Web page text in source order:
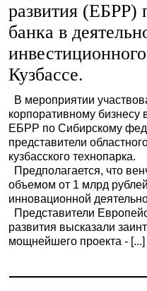
развития (ЕБРР)
банка в
Кузбассе.
В мероприятии
корпоративному бизнесу
ЕБРР по Сибирскому
представители
кузбасского технопарка.
Предполагается, что
объемом от 1 млрд
инновационной
Представители
развития высказали
мощнейшего проекта - [...]